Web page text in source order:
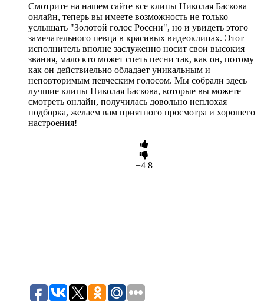
Смотрите на нашем сайте все клипы Николая Баскова
онлайн, теперь вы имеете возможность не только
услышать "Золотой голос России", но и увидеть этого
замечательного певца в красивых видеоклипах. Этот
исполнитель вполне заслуженно носит свои высокия
звания, мало кто может спеть песни так, как он, потому
как он действиельно обладает уникальным и
неповторимым певческим голосом. Мы собрали здесь
лучшие клипы Николая Баскова, которые вы можете
смотреть онлайн, получилась довольно неплохая
подборка, желаем вам приятного просмотра и хорошего
настроения!
+4 8